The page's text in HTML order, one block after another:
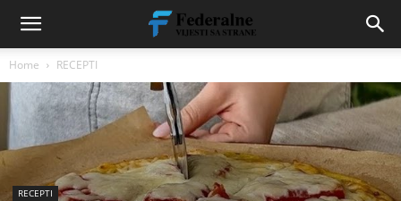
Home RECEPTI
RECEPTI